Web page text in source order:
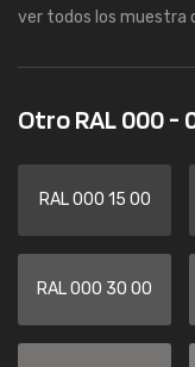
ver todos los muestra
Otro RAL 000 -
RAL 000 15 00
RAL 000 30 00